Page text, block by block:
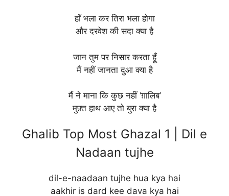
हाँ भला कर तिरा भला होगा
और दरवेश की सदा क्या है
जान तुम पर निसार करता हूँ
मैं नहीं जानता दुआ क्या है
मैं ने माना कि कुछ नहीं ‘ग़ालिब’
मुफ़्त हाथ आए तो बुरा क्या है
Ghalib Top Most Ghazal 1 | Dil e
Nadaan tujhe
dil-e-naadaan tujhe hua kya hai
aakhir is dard kee dava kya hai